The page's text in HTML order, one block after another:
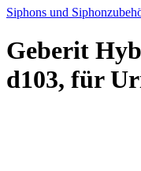
Siphons und
Geberit
d103, für